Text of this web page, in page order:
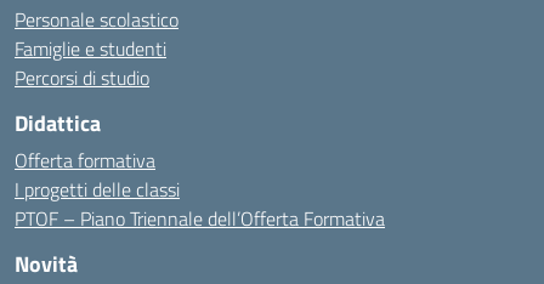
Personale scolastico
Famiglie e studenti
Percorsi di studio
Didattica
Offerta formativa
I progetti delle classi
PTOF – Piano Triennale dell’Offerta Formativa
Novità